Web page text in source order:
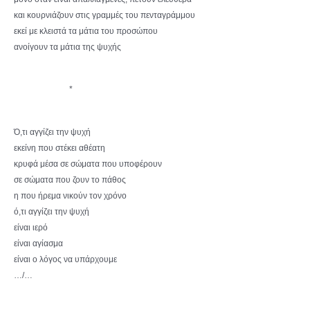
και κουρνιάζουν στις γραμμές του πενταγράμμου
εκεί με κλειστά τα μάτια του προσώπου
ανοίγουν τα μάτια της ψυχής
*
Ό,τι αγγίζει την ψυχή
εκείνη που στέκει αθέατη
κρυφά μέσα σε σώματα που υποφέρουν
σε σώματα που ζουν το πάθος
η που ήρεμα νικούν τον χρόνο
ό,τι αγγίζει την ψυχή
είναι ιερό
είναι αγίασμα
είναι ο λόγος να υπάρχουμε
…/…